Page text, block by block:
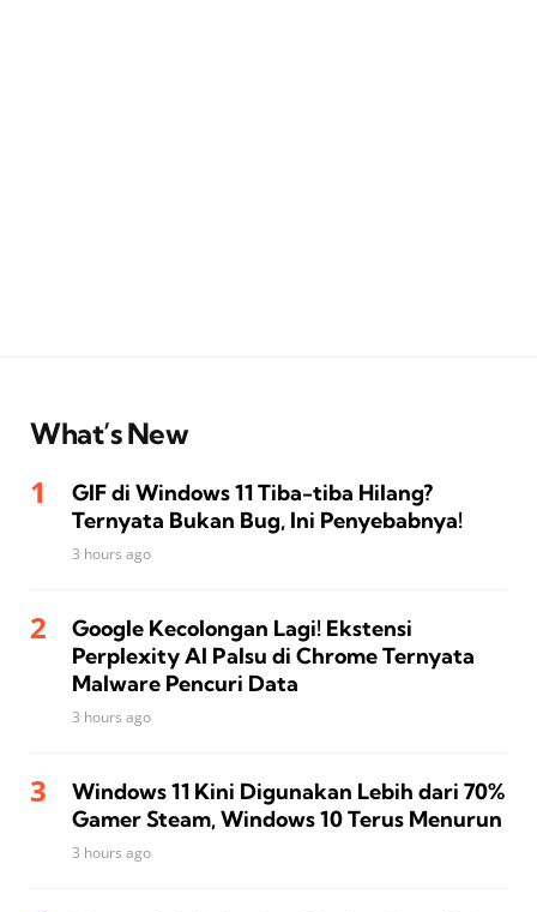
What’s New
GIF di Windows 11 Tiba-tiba Hilang?
Ternyata Bukan Bug, Ini Penyebabnya!
3 hours ago
Google Kecolongan Lagi! Ekstensi
Perplexity AI Palsu di Chrome Ternyata
Malware Pencuri Data
3 hours ago
Windows 11 Kini Digunakan Lebih dari 70%
Gamer Steam, Windows 10 Terus Menurun
3 hours ago